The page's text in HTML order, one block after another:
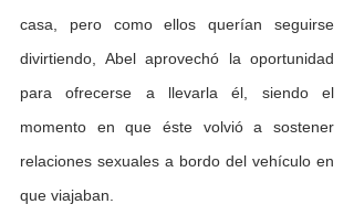
casa, pero como ellos querían seguirse
divirtiendo, Abel aprovechó la oportunidad
para ofrecerse a llevarla él, siendo el
momento en que éste volvió a sostener
relaciones sexuales a bordo del vehículo en
que viajaban.